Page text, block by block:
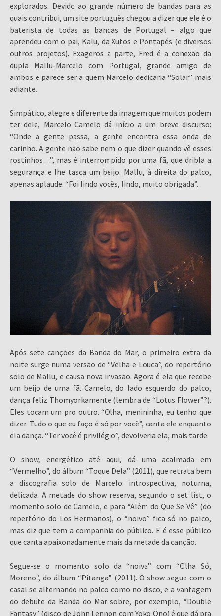
explorados. Devido ao grande número de bandas para as
quais contribui, um site português chegou a dizer que ele é o
baterista de todas as bandas de Portugal – algo que
aprendeu com o pai, Kalu, da Xutos e Pontapés (e diversos
outros projetos). Exageros a parte, Fred é a conexão da
dupla Mallu-Marcelo com Portugal, grande amigo de
ambos e parece ser a quem Marcelo dedicaria “Solar” mais
adiante.
Simpático, alegre e diferente da imagem que muitos podem
ter dele, Marcelo Camelo dá início a um breve discurso:
“Onde a gente passa, a gente encontra essa onda de
carinho. A gente não sabe nem o que dizer quando vê esses
rostinhos…”, mas é interrompido por uma fã, que dribla a
segurança e lhe tasca um beijo. Mallu, à direita do palco,
apenas aplaude. “Foi lindo vocês, lindo, muito obrigada”.
Após sete canções da Banda do Mar, o primeiro extra da
noite surge numa versão de “Velha e Louca”, do repertório
solo de Mallu, e causa nova invasão. Agora é ela que recebe
um beijo de uma fã. Camelo, do lado esquerdo do palco,
dança feliz Thomyorkamente (lembra de “Lotus Flower”?).
Eles tocam um pro outro. “Olha, menininha, eu tenho que
dizer. Tudo o que eu faço é só por você”, canta ele enquanto
ela dança. “Ter você é privilégio”, devolveria ela, mais tarde.
O show, energético até aqui, dá uma acalmada em
“Vermelho”, do álbum “Toque Dela” (2011), que retrata bem
a discografia solo de Marcelo: introspectiva, noturna,
delicada. A metade do show reserva, segundo o set list, o
momento solo de Camelo, e para “Além do Que Se Vê” (do
repertório do Los Hermanos), o “noivo” fica só no palco,
mas diz que tem a companhia do público. E é esse público
que canta apaixonadamente mais da metade da canção.
Segue-se o momento solo da “noiva” com “Olha Só,
Moreno”, do álbum “Pitanga” (2011). O show segue com o
casal se alternando no palco como no disco, e a vantagem
do debute da Banda do Mar sobre, por exemplo, “Double
Fantasy” (disco de John Lennon com Yoko Ono) é que dá pra